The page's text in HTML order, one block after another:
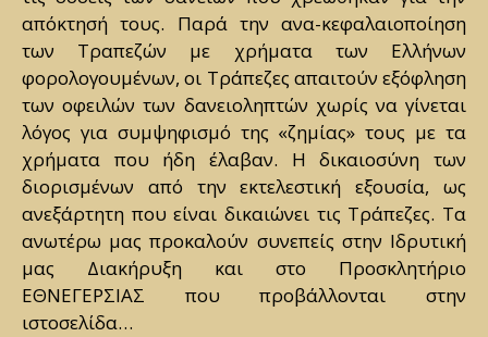
απόκτησή τους. Παρά την ανα-κεφαλαιοποίηση
των Τραπεζών με χρήματα των Ελλήνων
φορολογουμένων, οι Τράπεζες απαιτούν εξόφληση
των οφειλών των δανειοληπτών χωρίς να γίνεται
λόγος για συμψηφισμό της «ζημίας» τους με τα
χρήματα που ήδη έλαβαν. Η δικαιοσύνη των
διορισμένων από την εκτελεστική εξουσία, ως
ανεξάρτητη που είναι δικαιώνει τις Τράπεζες. Τα
ανωτέρω μας προκαλούν συνεπείς στην Ιδρυτική
μας Διακήρυξη και στο Προσκλητήριο
ΕΘΝΕΓΕΡΣΙΑΣ που προβάλλονται στην
ιστοσελίδα…